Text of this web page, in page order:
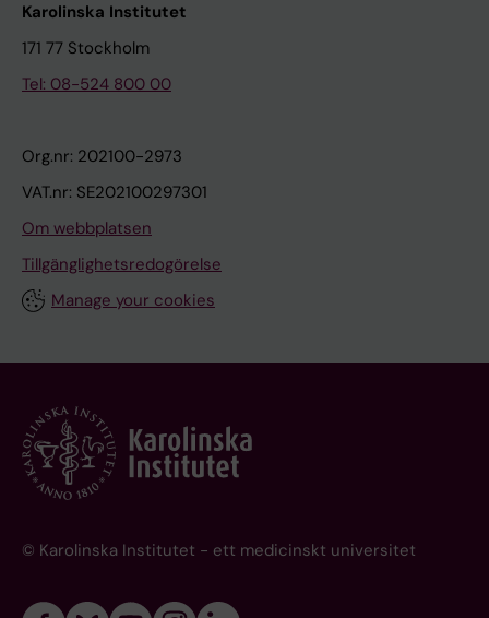
Karolinska Institutet
171 77 Stockholm
Tel: 08-524 800 00
Org.nr: 202100-2973
VAT.nr: SE202100297301
Om webbplatsen
Tillgänglighetsredogörelse
Manage your cookies
© Karolinska Institutet - ett medicinskt universitet